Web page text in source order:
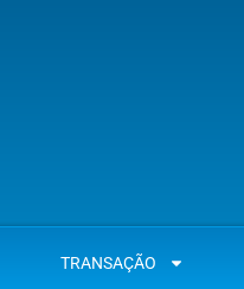
TRANSAÇÃO